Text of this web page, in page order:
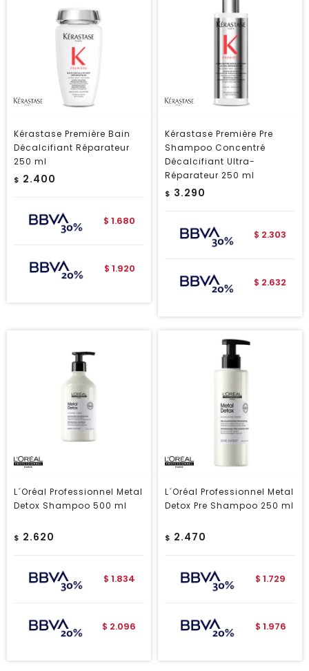
Kérastase Première Bain
Décalcifiant Réparateur
250 ml
$ 2.400
$ 1.680
$ 1.920
Kérastase Première Pre
Shampoo Concentré
Décalcifiant Ultra-
Réparateur 250 ml
$ 3.290
$ 2.303
$ 2.632
L´Oréal Professionnel Metal
Detox Shampoo 500 ml
$ 2.620
$ 1.834
$ 2.096
L´Oréal Professionnel Metal
Detox Pre Shampoo 250 ml
$ 2.470
$ 1.729
$ 1.976